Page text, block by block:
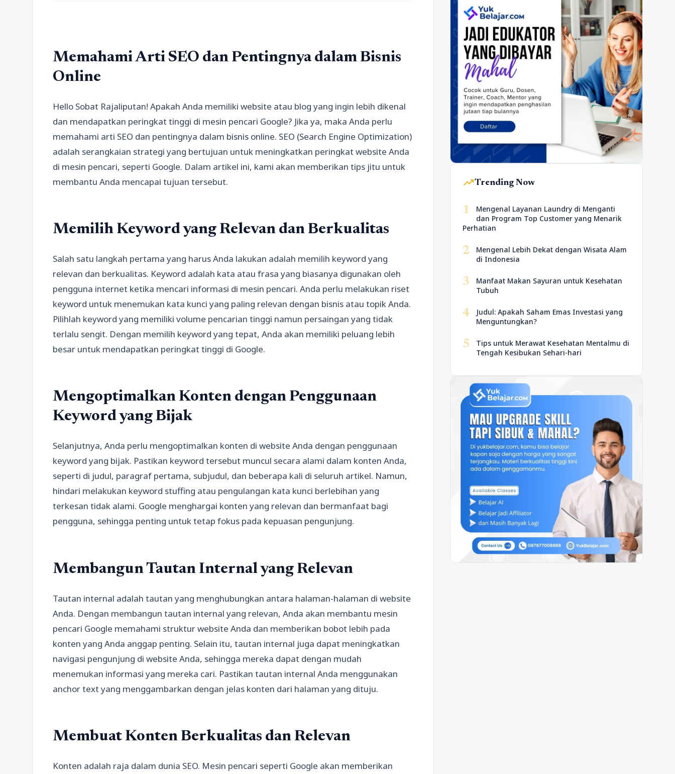
Memahami Arti SEO dan Pentingnya dalam Bisnis
Online
Hello Sobat Rajaliputan! Apakah Anda memiliki website atau blog yang ingin lebih dikenal
dan mendapatkan peringkat tinggi di mesin pencari Google? Jika ya, maka Anda perlu
memahami arti SEO dan pentingnya dalam bisnis online. SEO (Search Engine Optimization)
adalah serangkaian strategi yang bertujuan untuk meningkatkan peringkat website Anda
di mesin pencari, seperti Google. Dalam artikel ini, kami akan memberikan tips jitu untuk
membantu Anda mencapai tujuan tersebut.
Memilih Keyword yang Relevan dan Berkualitas
Salah satu langkah pertama yang harus Anda lakukan adalah memilih keyword yang
relevan dan berkualitas. Keyword adalah kata atau frasa yang biasanya digunakan oleh
pengguna internet ketika mencari informasi di mesin pencari. Anda perlu melakukan riset
keyword untuk menemukan kata kunci yang paling relevan dengan bisnis atau topik Anda.
Pilihlah keyword yang memiliki volume pencarian tinggi namun persaingan yang tidak
terlalu sengit. Dengan memilih keyword yang tepat, Anda akan memiliki peluang lebih
besar untuk mendapatkan peringkat tinggi di Google.
Mengoptimalkan Konten dengan Penggunaan
Keyword yang Bijak
Selanjutnya, Anda perlu mengoptimalkan konten di website Anda dengan penggunaan
keyword yang bijak. Pastikan keyword tersebut muncul secara alami dalam konten Anda,
seperti di judul, paragraf pertama, subjudul, dan beberapa kali di seluruh artikel. Namun,
hindari melakukan keyword stuffing atau pengulangan kata kunci berlebihan yang
terkesan tidak alami. Google menghargai konten yang relevan dan bermanfaat bagi
pengguna, sehingga penting untuk tetap fokus pada kepuasan pengunjung.
Membangun Tautan Internal yang Relevan
Tautan internal adalah tautan yang menghubungkan antara halaman-halaman di website
Anda. Dengan membangun tautan internal yang relevan, Anda akan membantu mesin
pencari Google memahami struktur website Anda dan memberikan bobot lebih pada
konten yang Anda anggap penting. Selain itu, tautan internal juga dapat meningkatkan
navigasi pengunjung di website Anda, sehingga mereka dapat dengan mudah
menemukan informasi yang mereka cari. Pastikan tautan internal Anda menggunakan
anchor text yang menggambarkan dengan jelas konten dari halaman yang dituju.
Membuat Konten Berkualitas dan Relevan
Konten adalah raja dalam dunia SEO. Mesin pencari seperti Google akan memberikan
trending_upTrending Now
1
Mengenal Layanan Laundry di Menganti
dan Program Top Customer yang Menarik
Perhatian
2
Mengenal Lebih Dekat dengan Wisata Alam
di Indonesia
3
Manfaat Makan Sayuran untuk Kesehatan
Tubuh
4
Judul: Apakah Saham Emas Investasi yang
Menguntungkan?
5
Tips untuk Merawat Kesehatan Mentalmu di
Tengah Kesibukan Sehari-hari